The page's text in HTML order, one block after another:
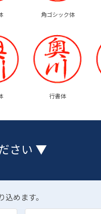
角ゴシック体
行書体
さい ▼
めます。